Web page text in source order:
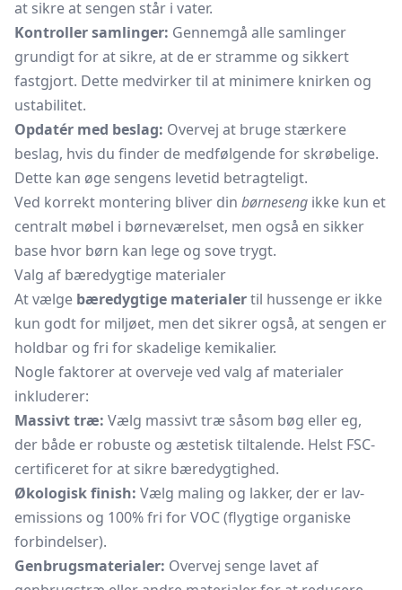
at sikre at sengen står i vater.
Kontroller samlinger: Gennemgå alle samlinger
grundigt for at sikre, at de er stramme og sikkert
fastgjort. Dette medvirker til at minimere knirken og
ustabilitet.
Opdatér med beslag: Overvej at bruge stærkere
beslag, hvis du finder de medfølgende for skrøbelige.
Dette kan øge sengens levetid betragteligt.
Ved korrekt montering bliver din børneseng ikke kun et
centralt møbel i børneværelset, men også en sikker
base hvor børn kan lege og sove trygt.
Valg af bæredygtige materialer
At vælge bæredygtige materialertil hussenge er ikke
kun godt for miljøet, men det sikrer også, at sengen er
holdbar og fri for skadelige kemikalier.
Nogle faktorer at overveje ved valg af materialer
inkluderer:
Massivt træ: Vælg massivt træ såsom bøg eller eg,
der både er robuste og æstetisk tiltalende. Helst FSC-
certificeret for at sikre bæredygtighed.
Økologisk finish: Vælg maling og lakker, der er lav-
emissions og 100% fri for VOC (flygtige organiske
forbindelser).
Genbrugsmaterialer: Overvej senge lavet af